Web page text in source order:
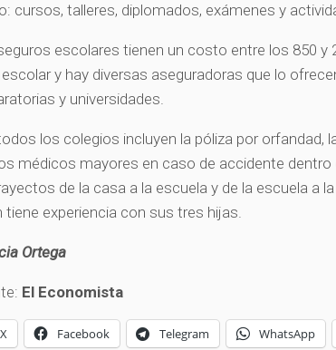
cursos, talleres, diplomados, exámenes y
escolares tienen un costo entre los 850 y
y hay diversas aseguradoras que lo
y universidades.
los colegios incluyen la póliza por orfandad,
médicos mayores en caso de accidente dentro
de la casa a la escuela y de la escuela a
tiene experiencia con sus tres hijas.
Ortega
El Economista
X Facebook Telegram WhatsApp